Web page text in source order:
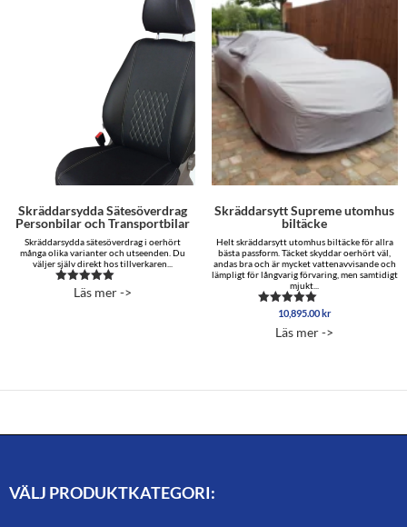
Skräddarsydda Sätesöverdrag
Personbilar och Transportbilar
Skräddarsydda sätesöverdrag i oerhört
många olika varianter och utseenden. Du
väljer själv direkt hos tillverkaren...
Betygsatt
Läs mer ->
Skräddarsytt Supreme utomhus
biltäcke
Helt skräddarsytt utomhus biltäcke för allra
bästa passform. Täcket skyddar oerhört väl,
andas bra och är mycket vattenavvisande och
lämpligt för långvarig förvaring, men samtidigt
mjukt...
Betygsatt
av 5
10,895.00kr
Läs mer ->
VÄLJ PRODUKTKATEGORI: